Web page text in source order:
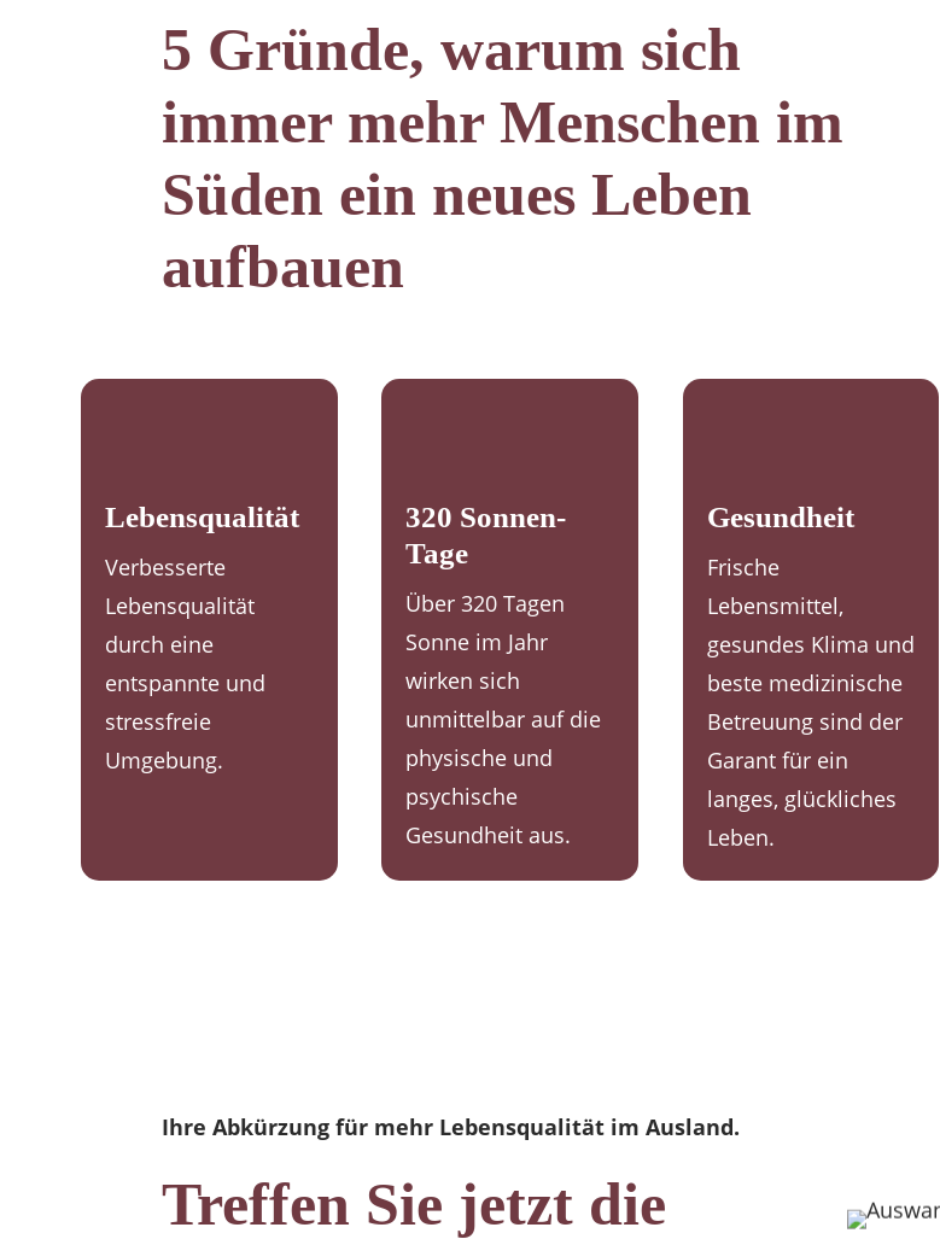
5 Gründe, warum sich
immer mehr Menschen im
Süden ein neues Leben
aufbauen
Lebensqualität
Verbesserte
Lebensqualität
durch eine
entspannte und
stressfreie
Umgebung.
320 Sonnen-
Tage
Über 320 Tagen
Sonne im Jahr
wirken sich
unmittelbar auf die
physische und
psychische
Gesundheit aus.
Gesundheit
Frische
Lebensmittel,
gesundes Klima und
beste medizinische
Betreuung sind der
Garant für ein
langes, glückliches
Leben.
Ihre Abkürzung für mehr Lebensqualität im Ausland.
Treffen Sie jetzt die